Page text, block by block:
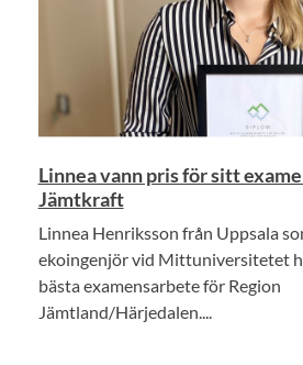
Linnea vann pris för sitt
Jämtkraft
Linnea Henriksson från Uppsala
ekoingenjör vid Mittuniversitetet
bästa examensarbete för Region
Jämtland/Härjedalen....